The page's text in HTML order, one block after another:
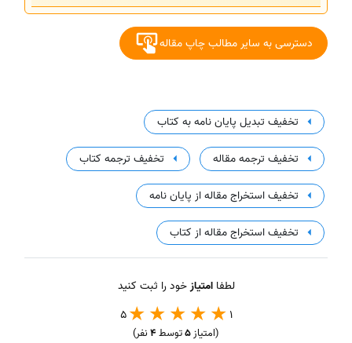
دسترسی به سایر مطالب چاپ مقاله
تخفیف تبدیل پایان نامه به کتاب
تخفیف ترجمه مقاله تخفیف ترجمه کتاب
تخفیف استخراج مقاله از پایان نامه
تخفیف استخراج مقاله از کتاب
لطفاامتیازخود را ثبت کنید
1
5
(امتیاز5توسط4نفر)